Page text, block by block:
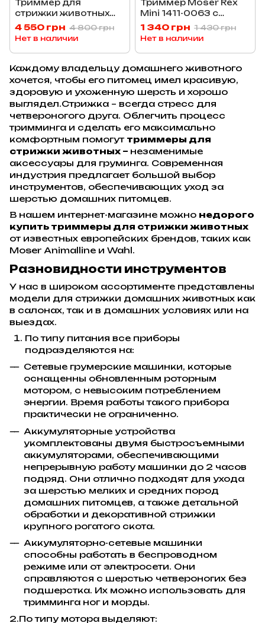
Триммер для
стрижки животных
WAHL VETIVA MINI
4 550 грн 4 800 грн
Нет в наличии
Триммер Moser Rex
Mini 1411-0063 с
лапками для
окантовки животных
1 340 грн 1 430 грн
Нет в наличии
Каждому владельцу домашнего животного
хочется, чтобы его питомец имел красивую,
здоровую и ухоженную шерсть и хорошо
выглядел.Стрижка – всегда стресс для
четвероногого друга. Облегчить процесс
тримминга и сделать его максимально
комфортным помогут триммеры для
стрижки животных – незаменимые
аксессуары для груминга. Современная
индустрия предлагает большой выбор
инструментов, обеспечивающих уход за
шерстью домашних питомцев.
В нашем интернет-магазине можно недорого
купить триммеры для стрижки животных
от известных европейских брендов, таких как
Moser Animalline и Wahl.
Разновидности инструментов
У нас в широком ассортименте представлены
модели для стрижки домашних животных как
в салонах, так и в домашних условиях или на
выездах.
По типу питания все приборы
подразделяются на:
Сетевые грумерские машинки, которые
оснащенны обновленным роторным
мотором, с невысоким потреблением
энергии. Время работы такого прибора
практически не ограниченно.
Аккумуляторные устройства
укомплектованы двумя быстросъемными
аккумуляторами, обеспечивающими
непрерывную работу машинки до 2 часов
подряд. Они отлично подходят для ухода
за шерстью мелких и средних пород
домашних питомцев, а также детальной
обработки и декоративной стрижки
крупного рогатого скота.
Аккумуляторно-сетевые машинки
способны работать в беспроводном
режиме или от электросети. Они
справляются с шерстью четвероногих без
подшерстка. Их можно использовать для
тримминга ног и морды.
2.По типу мотора выделяют: